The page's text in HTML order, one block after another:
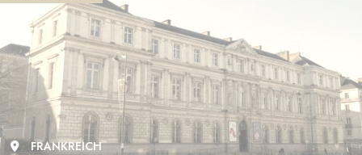
FRANKREICH